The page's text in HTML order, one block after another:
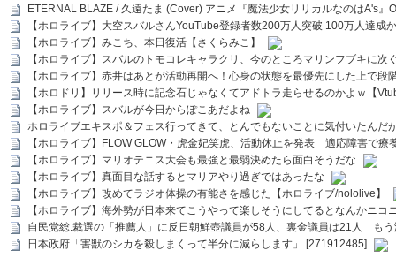
ETERNAL BLAZE / 久遠たま (Cover) アニメ『魔法少女リリカルなのはA's』
【ホロライブ】大空スバルさんYouTube登録者数200万人突破 100万人達成
【ホロライブ】みこち、本日復活【さくらみこ】
【ホロライブ】スバルのトモコレキャラクリ、今のところマリンフブキに
【ホロライブ】赤井はあとが活動再開へ！心身の状態を最優先にした上で段
【ホロドリ】リリース時に記念石じゃなくてアドトラ走らせるのかよｗ【
【ホロライブ】スバルが今日からぽこあだよね
ホロライブエキスポ＆フェス行ってきて、とんでもないことに気付いたんだ
【ホロライブ】FLOW GLOW・虎金妃笑虎、活動休止を発表 適応障害で療
【ホロライブ】マリオテニス大会も最強と最弱決めたら面白そうだな
【ホロライブ】真面目な話するとマリアやり過ぎではあったな
【ホロライブ】改めてラジオ体操の有能さを感じた【ホロライブ/hololive】
【ホロライブ】海外勢が日本来てこうやって楽しそうにしてるとなんかニコ
自民党総.裁選の「推薦人」に反日朝鮮壺議員が58人、裏金議員は21人 も
日本政府「害獣のシカを殺しまくって半分に減らします」 [271912485]